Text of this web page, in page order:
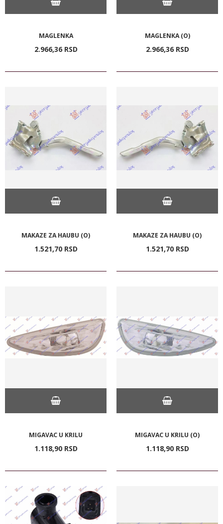
MAGLENKA
2.966,36 RSD
MAGLENKA (O)
2.966,36 RSD
MAKAZE ZA HAUBU (O)
1.521,70 RSD
MAKAZE ZA HAUBU (O)
1.521,70 RSD
MIGAVAC U KRILU
1.118,90 RSD
MIGAVAC U KRILU (O)
1.118,90 RSD